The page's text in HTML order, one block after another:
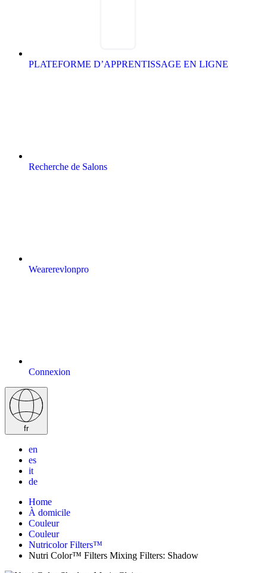
PLATEFORME D’APPRENTISSAGE EN LIGNE
Recherche de Salons
Wearerevlonpro
Connexion
fr
en
es
it
de
Home
À domicile
Couleur
Couleur
Nutricolor Filters™
Nutri Color™ Filters Mixing Filters: Shadow